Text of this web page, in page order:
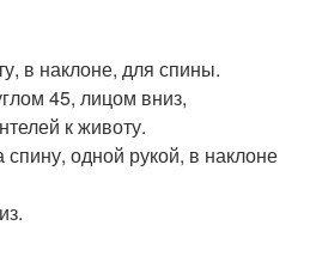
в наклоне, для спины.
45, лицом вниз,
к животу.
спину, одной рукой, в наклоне